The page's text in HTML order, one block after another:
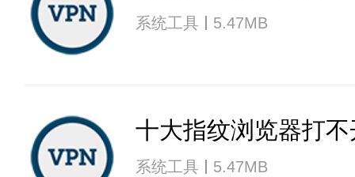
系统工具 5.47MB
十大指纹浏览器打不
系统工具 5.47MB